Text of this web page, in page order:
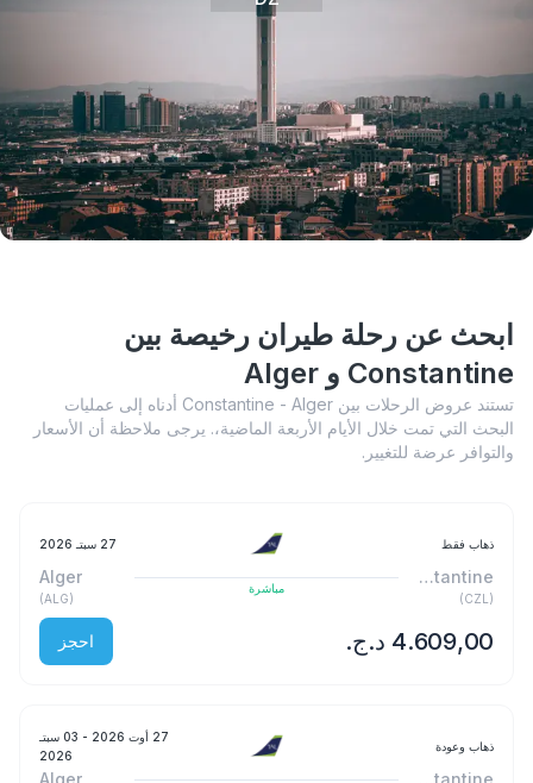
ابحث عن رحلة طيران رخيصة بين
Constantine و Alger
تستند عروض الرحلات بين Constantine - Alger أدناه إلى عمليات
البحث التي تمت خلال الأيام الأربعة الماضية،. يرجى ملاحظة أن الأسعار
والتوافر عرضة للتغيير.
ذهاب فقط 27 سبتـ 2026
Constantine
(
CZL
)
مباشرة
Alger
(
ALG
)
احجز
ذهاب وعودة
27 أوت 2026
- 03 سبتـ
2026